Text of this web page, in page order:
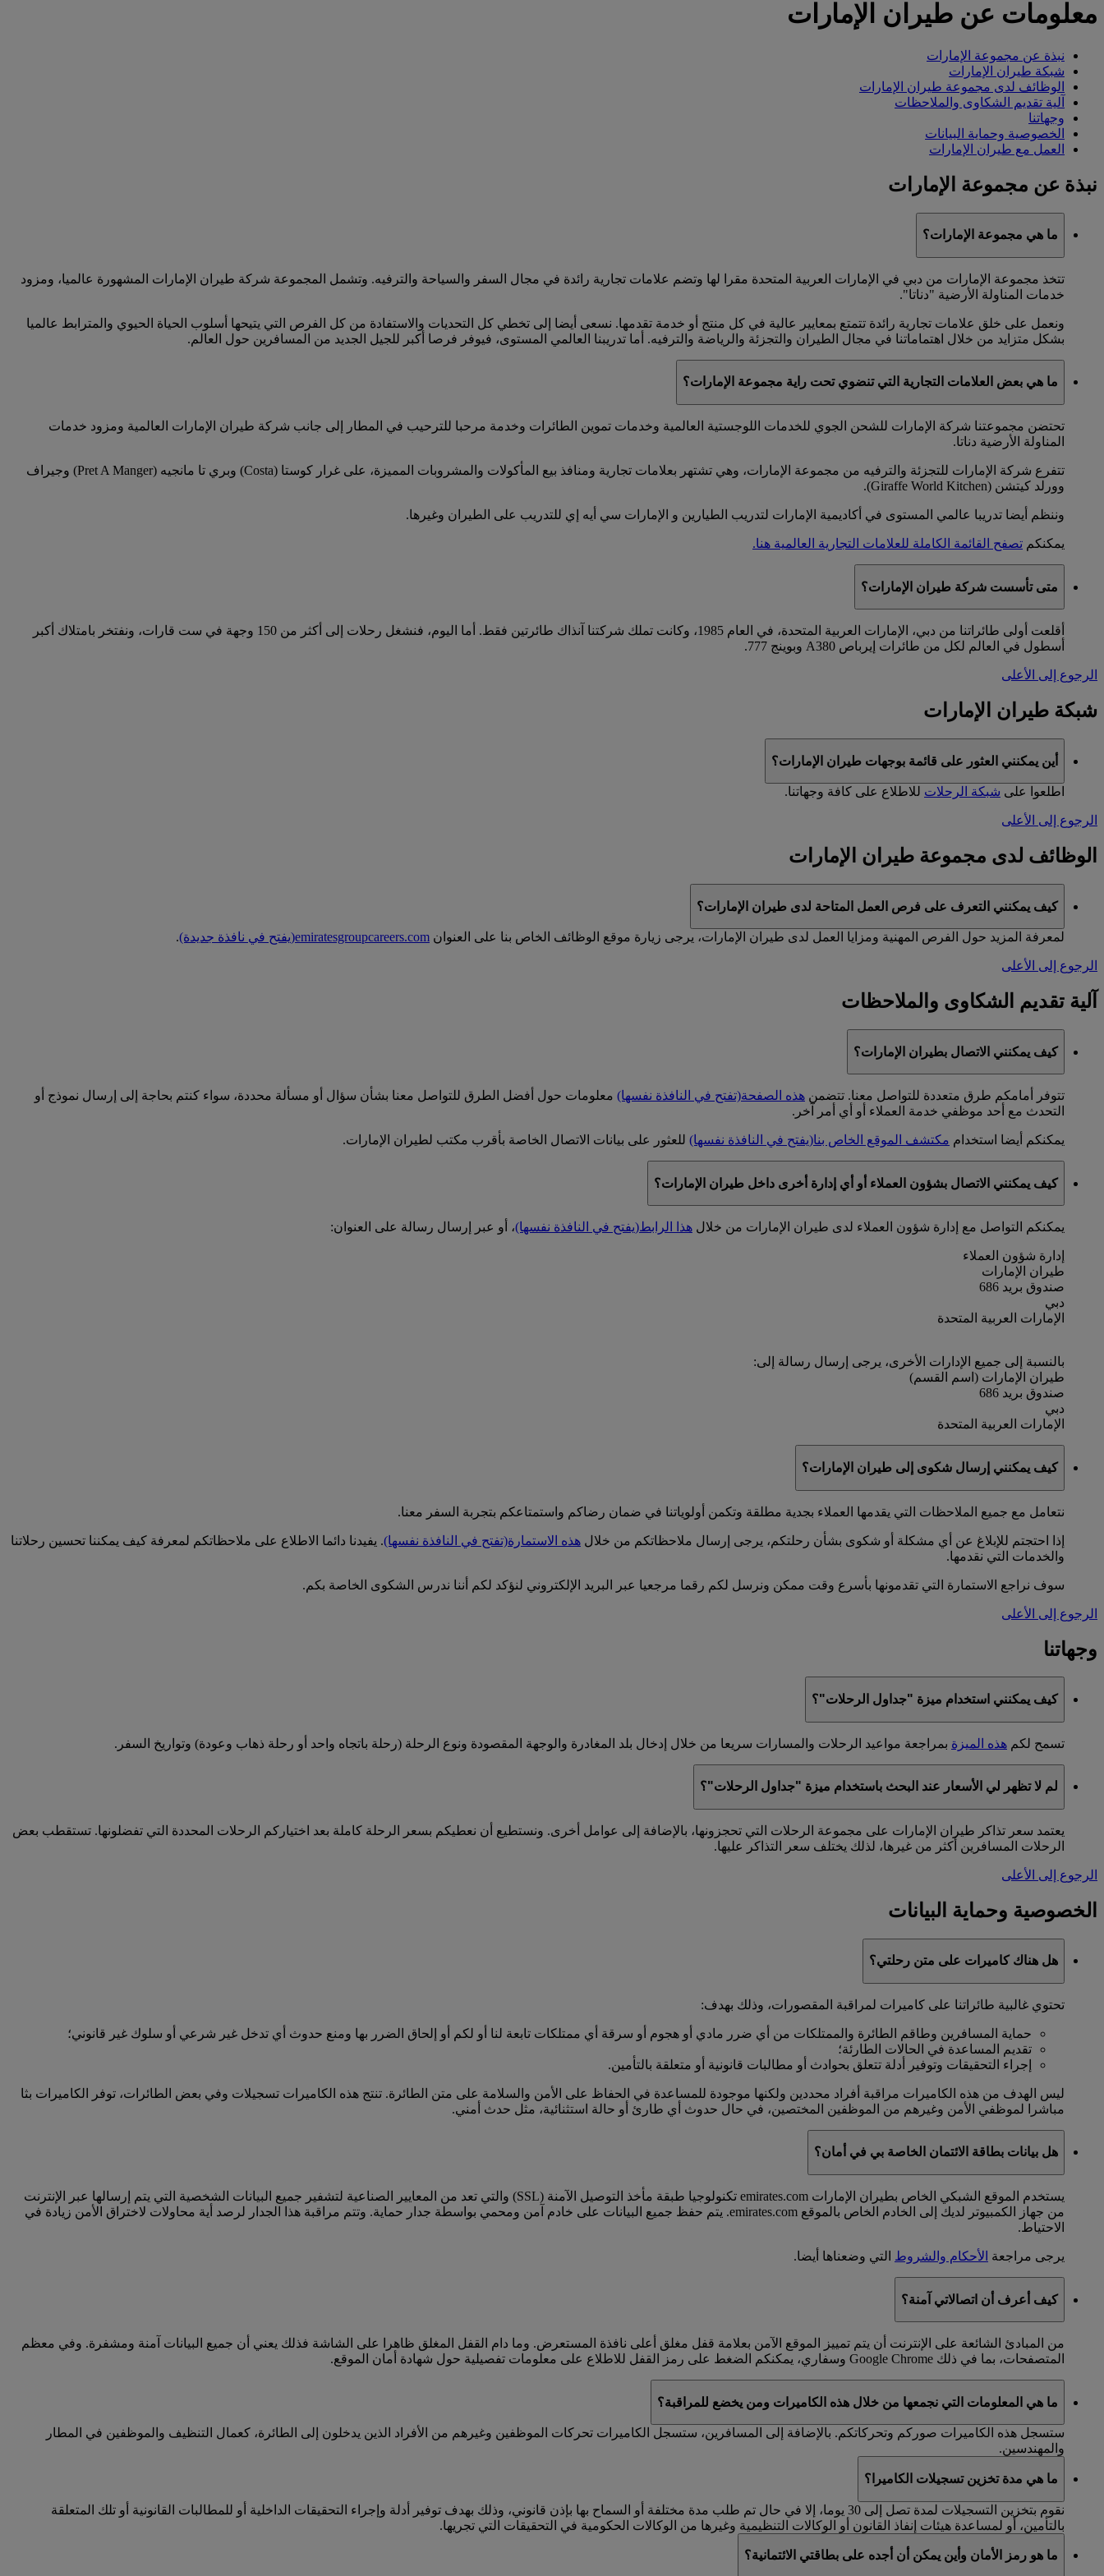
معلومات عن طيران الإمارات
نبذة عن مجموعة الإمارات
شبكة طيران الإمارات
الوظائف لدى مجموعة طيران الإمارات
آلية تقديم الشكاوى والملاحظات
وجهاتنا
الخصوصية وحماية البيانات
العمل مع طيران الإمارات
نبذة عن مجموعة الإمارات
ما هي مجموعة الإمارات؟
تتخذ مجموعة الإمارات من دبي في الإمارات العربية المتحدة مقرا لها وتضم علامات تجارية رائدة في مجال السفر والسياحة والترفيه. وتشمل المجموعة شركة طيران الإمارات المشهورة عالميا، ومزود
خدمات المناولة الأرضية "دناتا".
ونعمل على خلق علامات تجارية رائدة تتمتع بمعايير عالية في كل منتج أو خدمة تقدمها. نسعى أيضا إلى تخطي كل التحديات والاستفادة من كل الفرص التي يتيحها أسلوب الحياة الحيوي والمترابط عالميا
بشكل متزايد من خلال اهتماماتنا في مجال الطيران والتجزئة والرياضة والترفيه. أما تدريبنا العالمي المستوى، فيوفر فرصا أكبر للجيل الجديد من المسافرين حول العالم.
ما هي بعض العلامات التجارية التي تنضوي تحت راية مجموعة الإمارات؟
تحتضن مجموعتنا شركة الإمارات للشحن الجوي للخدمات اللوجستية العالمية وخدمات تموين الطائرات وخدمة مرحبا للترحيب في المطار إلى جانب شركة طيران الإمارات العالمية ومزود خدمات
المناولة الأرضية دناتا.
تتفرع شركة الإمارات للتجزئة والترفيه من مجموعة الإمارات، وهي تشتهر بعلامات تجارية ومنافذ بيع المأكولات والمشروبات المميزة، على غرار كوستا (Costa) وبري تا مانجيه (Pret A Manger) وجيراف
وورلد كيتشن (Giraffe World Kitchen).
وننظم أيضا تدريبا عالمي المستوى في أكاديمية الإمارات لتدريب الطيارين و الإمارات سي أيه إي للتدريب على الطيران وغيرها.
يمكنكم تصفح القائمة الكاملة للعلامات التجارية العالمية هنا.
متى تأسست شركة طيران الإمارات؟
أقلعت أولى طائراتنا من دبي، الإمارات العربية المتحدة، في العام 1985، وكانت تملك شركتنا آنذاك طائرتين فقط. أما اليوم، فنشغل رحلات إلى أكثر من 150 وجهة في ست قارات، ونفتخر بامتلاك أكبر
أسطول في العالم لكل من طائرات إيرباص A380 وبوينج 777.
الرجوع إلى الأعلى
شبكة طيران الإمارات
أين يمكنني العثور على قائمة بوجهات طيران الإمارات؟
اطلعوا على شبكة الرحلات للاطلاع على كافة وجهاتنا.
الرجوع إلى الأعلى
الوظائف لدى مجموعة طيران الإمارات
كيف يمكنني التعرف على فرص العمل المتاحة لدى طيران الإمارات؟
لمعرفة المزيد حول الفرص المهنية ومزايا العمل لدى طيران الإمارات، يرجى زيارة موقع الوظائف الخاص بنا على العنوان emiratesgroupcareers.com(يفتح في نافذة جديدة).
الرجوع إلى الأعلى
آلية تقديم الشكاوى والملاحظات
كيف يمكنني الاتصال بطيران الإمارات؟
تتوفر أمامكم طرق متعددة للتواصل معنا. تتضمن هذه الصفحة(تفتح في النافذة نفسها) معلومات حول أفضل الطرق للتواصل معنا بشأن سؤال أو مسألة محددة، سواء كنتم بحاجة إلى إرسال نموذج أو
التحدث مع أحد موظفي خدمة العملاء أو أي أمر آخر.
يمكنكم أيضا استخدام مكتشف الموقع الخاص بنا(يفتح في النافذة نفسها) للعثور على بيانات الاتصال الخاصة بأقرب مكتب لطيران الإمارات.
كيف يمكنني الاتصال بشؤون العملاء أو أي إدارة أخرى داخل طيران الإمارات؟
يمكنكم التواصل مع إدارة شؤون العملاء لدى طيران الإمارات من خلال هذا الرابط(يفتح في النافذة نفسها)، أو عبر إرسال رسالة على العنوان:
إدارة شؤون العملاء
طيران الإمارات
صندوق بريد 686
دبي
الإمارات العربية المتحدة
بالنسبة إلى جميع الإدارات الأخرى، يرجى إرسال رسالة إلى:
طيران الإمارات (اسم القسم)
صندوق بريد 686
دبي
الإمارات العربية المتحدة
كيف يمكنني إرسال شكوى إلى طيران الإمارات؟
نتعامل مع جميع الملاحظات التي يقدمها العملاء بجدية مطلقة وتكمن أولوياتنا في ضمان رضاكم واستمتاعكم بتجربة السفر معنا.
إذا احتجتم للإبلاغ عن أي مشكلة أو شكوى بشأن رحلتكم، يرجى إرسال ملاحظاتكم من خلال هذه الاستمارة(تفتح في النافذة نفسها). يفيدنا دائما الاطلاع على ملاحظاتكم لمعرفة كيف يمكننا تحسين رحلاتنا
والخدمات التي نقدمها.
سوف نراجع الاستمارة التي تقدمونها بأسرع وقت ممكن ونرسل لكم رقما مرجعيا عبر البريد الإلكتروني لنؤكد لكم أننا ندرس الشكوى الخاصة بكم.
الرجوع إلى الأعلى
وجهاتنا
كيف يمكنني استخدام ميزة "جداول الرحلات"؟
تسمح لكم هذه الميزة بمراجعة مواعيد الرحلات والمسارات سريعا من خلال إدخال بلد المغادرة والوجهة المقصودة ونوع الرحلة (رحلة باتجاه واحد أو رحلة ذهاب وعودة) وتواريخ السفر.
لم لا تظهر لي الأسعار عند البحث باستخدام ميزة "جداول الرحلات"؟
يعتمد سعر تذاكر طيران الإمارات على مجموعة الرحلات التي تحجزونها، بالإضافة إلى عوامل أخرى. ونستطيع أن نعطيكم بسعر الرحلة كاملة بعد اختياركم الرحلات المحددة التي تفضلونها. تستقطب بعض
الرحلات المسافرين أكثر من غيرها، لذلك يختلف سعر التذاكر عليها.
الرجوع إلى الأعلى
الخصوصية وحماية البيانات
هل هناك كاميرات على متن رحلتي؟
تحتوي غالبية طائراتنا على كاميرات لمراقبة المقصورات، وذلك بهدف:
حماية المسافرين وطاقم الطائرة والممتلكات من أي ضرر مادي أو هجوم أو سرقة أي ممتلكات تابعة لنا أو لكم أو إلحاق الضرر بها ومنع حدوث أي تدخل غير شرعي أو سلوك غير قانوني؛
تقديم المساعدة في الحالات الطارئة؛
إجراء التحقيقات وتوفير أدلة تتعلق بحوادث أو مطالبات قانونية أو متعلقة بالتأمين.
ليس الهدف من هذه الكاميرات مراقبة أفراد محددين ولكنها موجودة للمساعدة في الحفاظ على الأمن والسلامة على متن الطائرة. تنتج هذه الكاميرات تسجيلات وفي بعض الطائرات، توفر الكاميرات بثا
مباشرا لموظفي الأمن وغيرهم من الموظفين المختصين، في حال حدوث أي طارئ أو حالة استثنائية، مثل حدث أمني.
هل بيانات بطاقة الائتمان الخاصة بي في أمان؟
يستخدم الموقع الشبكي الخاص بطيران الإمارات emirates.com تكنولوجيا طبقة مأخذ التوصيل الآمنة (SSL) والتي تعد من المعايير الصناعية لتشفير جميع البيانات الشخصية التي يتم إرسالها عبر الإنترنت
من جهاز الكمبيوتر لديك إلى الخادم الخاص بالموقع emirates.com. يتم حفظ جميع البيانات على خادم آمن ومحمي بواسطة جدار حماية. وتتم مراقبة هذا الجدار لرصد أية محاولات لاختراق الأمن زيادة في
الاحتياط.
يرجى مراجعة الأحكام والشروط التي وضعناها أيضا.
كيف أعرف أن اتصالاتي آمنة؟
من المبادئ الشائعة على الإنترنت أن يتم تمييز الموقع الآمن بعلامة قفل مغلق أعلى نافذة المستعرض. وما دام القفل المغلق ظاهرا على الشاشة فذلك يعني أن جميع البيانات آمنة ومشفرة. وفي معظم
المتصفحات، بما في ذلك Google Chrome وسفاري، يمكنكم الضغط على رمز القفل للاطلاع على معلومات تفصيلية حول شهادة أمان الموقع.
ما هي المعلومات التي نجمعها من خلال هذه الكاميرات ومن يخضع للمراقبة؟
ستسجل هذه الكاميرات صوركم وتحركاتكم. بالإضافة إلى المسافرين، ستسجل الكاميرات تحركات الموظفين وغيرهم من الأفراد الذين يدخلون إلى الطائرة، كعمال التنظيف والموظفين في المطار
والمهندسين.
ما هي مدة تخزين تسجيلات الكاميرا؟
نقوم بتخزين التسجيلات لمدة تصل إلى 30 يوما، إلا في حال تم طلب مدة مختلفة أو السماح بها بإذن قانوني، وذلك بهدف توفير أدلة وإجراء التحقيقات الداخلية أو للمطالبات القانونية أو تلك المتعلقة
بالتأمين، أو لمساعدة هيئات إنفاذ القانون أو الوكالات التنظيمية وغيرها من الوكالات الحكومية في التحقيقات التي تجريها.
ما هو رمز الأمان وأين يمكن أن أجده على بطاقتي الائتمانية؟